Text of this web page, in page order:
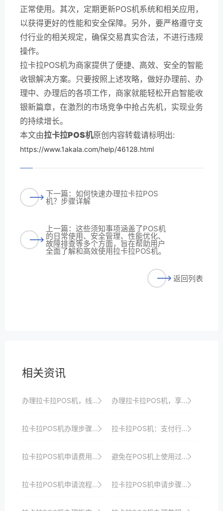
正常使用。其次，定期更新POS机系统和相关应用，
以获得更好的性能和安全保障。另外，要严格遵守支
付行业的相关规定，确保交易真实合法，不进行违规
操作。
拉卡拉POS机为商家提供了便捷、高效、安全的智能
收银解决方案。只要按照上述攻略，做好办理前、办
理中、办理后的各项工作，商家就能轻松开启智能收
银新篇章，在激烈的市场竞争中抢占先机，实现业务
的持续增长。
本文由拉卡拉POS机原创内容转载请标明出:
https://www.1akala.com/help/46128.html
下一篇：如何快速办理拉卡拉POS
机？步骤详解
上一篇：这些须知事项涵盖了POS机
的日常使用、安全管理、性能优化、
故障排查等多个方面，旨在帮助用户
全面了解和高效使用拉卡拉POS机。
返回列表
相关资讯
办理拉卡拉POS机，线上线下融合收银尽在掌握 办理拉卡拉POS机，享受专业高效的收银服务、优惠政策、全方位安全保障与一站式解决方案支持
拉卡拉POS机办理步骤详解：轻松搞定收银升级以满足商家多样化需求并引领支付潮流以及提升顾客支付体验 拉卡拉POS机：支付行业的创新力量
拉卡拉POS机申请费用及优惠政策一览 避免在POS机上使用过于复杂的密码，以防遗忘。
拉卡拉POS机申请流程优化实践，提升用户体验是关键 拉卡拉POS机申请步骤：新手必看的操作指南